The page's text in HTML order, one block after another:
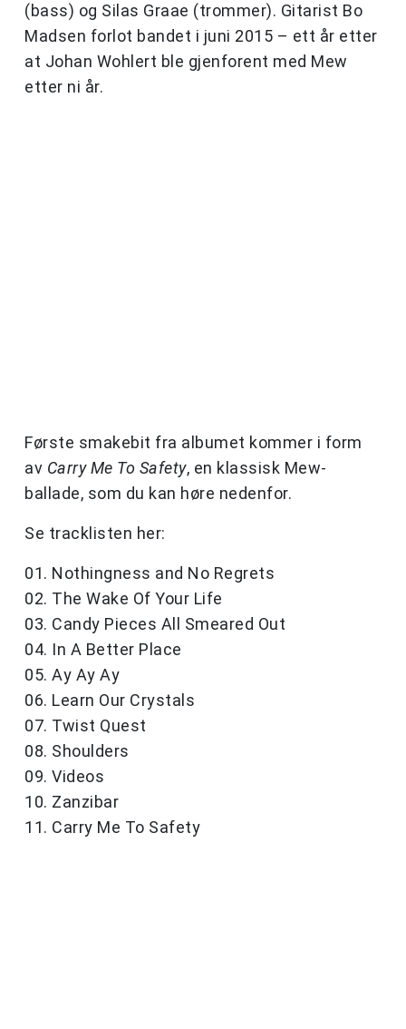
(bass) og Silas Graae (trommer). Gitarist Bo
Madsen forlot bandet i juni 2015 – ett år etter
at Johan Wohlert ble gjenforent med Mew
etter ni år.
Første smakebit fra albumet kommer i form
av Carry Me To Safety, en klassisk Mew-
ballade, som du kan høre nedenfor.
Se tracklisten her:
01. Nothingness and No Regrets
02. The Wake Of Your Life
03. Candy Pieces All Smeared Out
04. In A Better Place
05. Ay Ay Ay
06. Learn Our Crystals
07. Twist Quest
08. Shoulders
09. Videos
10. Zanzibar
11. Carry Me To Safety